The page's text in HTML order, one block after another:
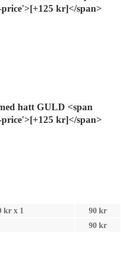
kr]</span>
hatt GULD <span
kr]</span>
kr x 1 90 kr
90 kr